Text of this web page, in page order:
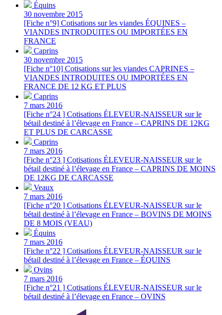
Équins
30 novembre 2015
[Fiche n°9] Cotisations sur les viandes ÉQUINES –
VIANDES INTRODUITES OU IMPORTÉES EN
FRANCE
Caprins
30 novembre 2015
[Fiche n°10] Cotisations sur les viandes CAPRINES –
VIANDES INTRODUITES OU IMPORTÉES EN
FRANCE DE 12 KG ET PLUS
Caprins
7 mars 2016
[Fiche n°24 ] Cotisations ÉLEVEUR-NAISSEUR sur le
bétail destiné à l’élevage en France – CAPRINS DE 12KG
ET PLUS DE CARCASSE
Caprins
7 mars 2016
[Fiche n°23 ] Cotisations ÉLEVEUR-NAISSEUR sur le
bétail destiné à l’élevage en France – CAPRINS DE MOINS
DE 12KG DE CARCASSE
Veaux
7 mars 2016
[Fiche n°20 ] Cotisations ÉLEVEUR-NAISSEUR sur le
bétail destiné à l’élevage en France – BOVINS DE MOINS
DE 8 MOIS (VEAU)
Équins
7 mars 2016
[Fiche n°22 ] Cotisations ÉLEVEUR-NAISSEUR sur le
bétail destiné à l’élevage en France – ÉQUINS
Ovins
7 mars 2016
[Fiche n°21 ] Cotisations ÉLEVEUR-NAISSEUR sur le
bétail destiné à l’élevage en France – OVINS